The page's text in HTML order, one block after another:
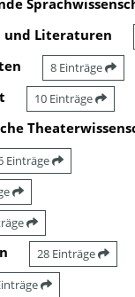
und Literaturen
8 Einträge
10 Einträge
Einträge
28 Einträge